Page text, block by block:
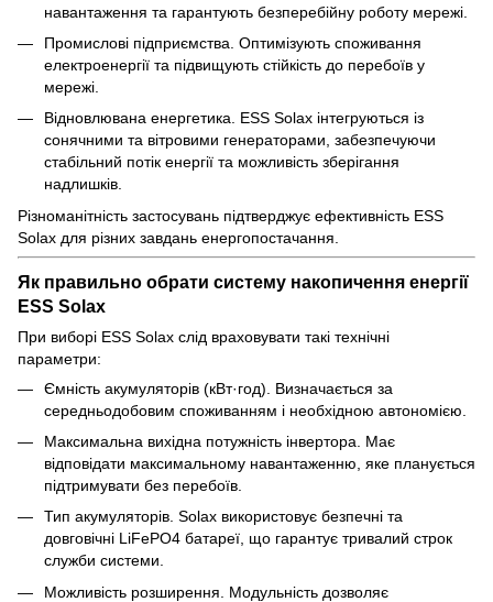
навантаження та гарантують безперебійну роботу мережі.
Промислові підприємства. Оптимізують споживання
електроенергії та підвищують стійкість до перебоїв у
мережі.
Відновлювана енергетика. ESS Solax інтегруються із
сонячними та вітровими генераторами, забезпечуючи
стабільний потік енергії та можливість зберігання
надлишків.
Різноманітність застосувань підтверджує ефективність ESS
Solax для різних завдань енергопостачання.
Як правильно обрати систему накопичення енергії
ESS Solax
При виборі ESS Solax слід враховувати такі технічні
параметри:
Ємність акумуляторів (кВт·год). Визначається за
середньодобовим споживанням і необхідною автономією.
Максимальна вихідна потужність інвертора. Має
відповідати максимальному навантаженню, яке планується
підтримувати без перебоїв.
Тип акумуляторів. Solax використовує безпечні та
довговічні LiFePO4 батареї, що гарантує тривалий строк
служби системи.
Можливість розширення. Модульність дозволяє